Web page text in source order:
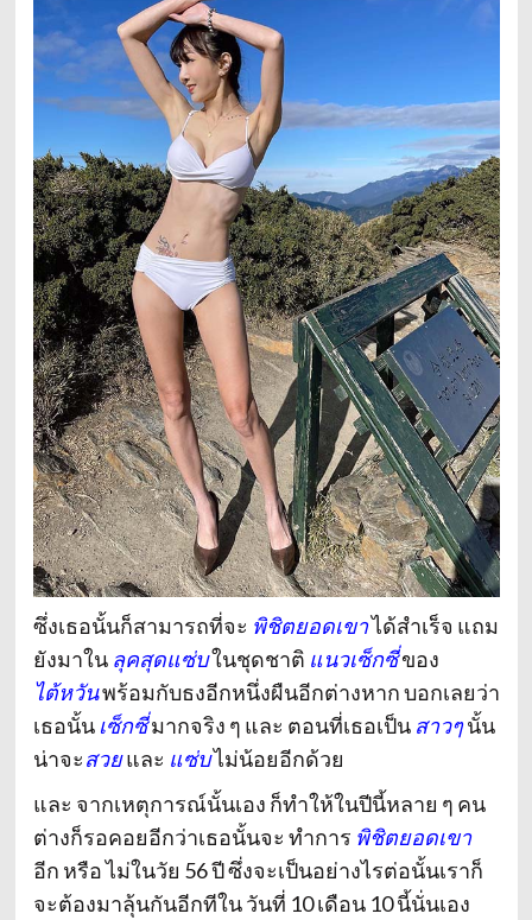
ซึ่งเธอนั้นก็สามารถที่จะ พิชิตยอดเขาได้สำเร็จ แถม
ยังมาใน ลุคสุดแซ่บในชุดชาติ แนวเซ็กซี่ของ
ไต้หวันพร้อมกับธงอีกหนึ่งผืนอีกต่างหาก บอกเลยว่า
เธอนั้น เซ็กซี่มากจริง ๆ และ ตอนที่เธอเป็น สาวๆนั้น
น่าจะสวยและ แซ่บไม่น้อยอีกด้วย
และ จากเหตุการณ์นั้นเอง ก็ทำให้ในปีนี้หลาย ๆ คน
ต่างก็รอคอยอีกว่าเธอนั้นจะ ทำการ พิชิตยอดเขา
อีก หรือ ไม่ในวัย 56 ปี ซึ่งจะเป็นอย่างไรต่อนั้นเราก็
จะต้องมาลุ้นกันอีกทีใน วันที่ 10 เดือน 10 นี้นั่นเอง